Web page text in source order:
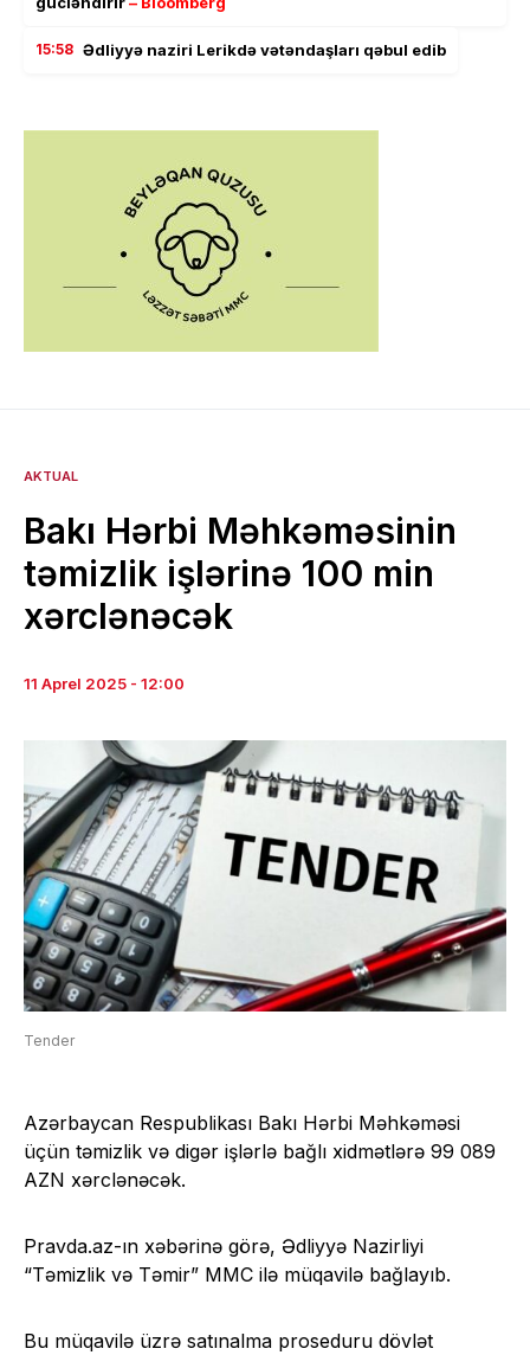
15:58 Ədliyyə naziri Lerikdə vətəndaşları qəbul edib
AKTUAL
Bakı Hərbi Məhkəməsinin
təmizlik işlərinə 100 min
xərclənəcək
11 Aprel 2025 - 12:00
Tender
Azərbaycan Respublikası Bakı Hərbi Məhkəməsi
üçün təmizlik və digər işlərlə bağlı xidmətlərə 99 089
AZN xərclənəcək.
Pravda.az-ın xəbərinə görə, Ədliyyə Nazirliyi
“Təmizlik və Təmir” MMC ilə müqavilə bağlayıb.
Bu müqavilə üzrə satınalma proseduru dövlət